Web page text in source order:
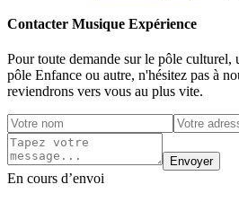
Contacter Musique Expérience
Pour toute demande sur le pôle
pôle Enfance ou autre, n'hésitez pas à
reviendrons vers vous au plus vite.
Envoyer
En cours d’envoi